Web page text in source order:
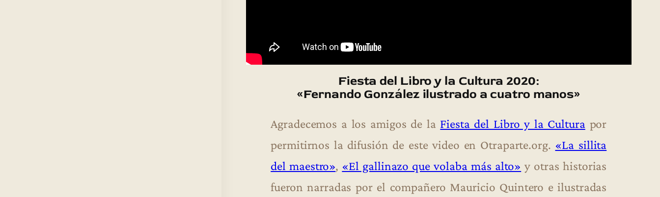
Fiesta del Libro y la Cultura 2020:
«Fernando González ilustrado a cuatro manos»
Agradecemos a los amigos de la Fiesta del Libro y la Cultura por
permitirnos la difusión de este video en Otraparte.org. «La sillita
del maestro», «El gallinazo que volaba más alto» y otras historias
fueron narradas por el compañero Mauricio Quintero e ilustradas